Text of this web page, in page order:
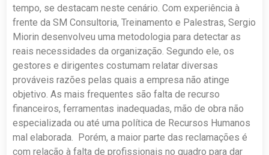
tempo, se destacam neste cenário. Com experiência à
frente da SM Consultoria, Treinamento e Palestras, Sergio
Miorin desenvolveu uma metodologia para detectar as
reais necessidades da organização. Segundo ele, os
gestores e dirigentes costumam relatar diversas
prováveis razões pelas quais a empresa não atinge
objetivo. As mais frequentes são falta de recurso
financeiros, ferramentas inadequadas, mão de obra não
especializada ou até uma política de Recursos Humanos
mal elaborada. Porém, a maior parte das reclamações é
com relação à falta de profissionais no quadro para dar